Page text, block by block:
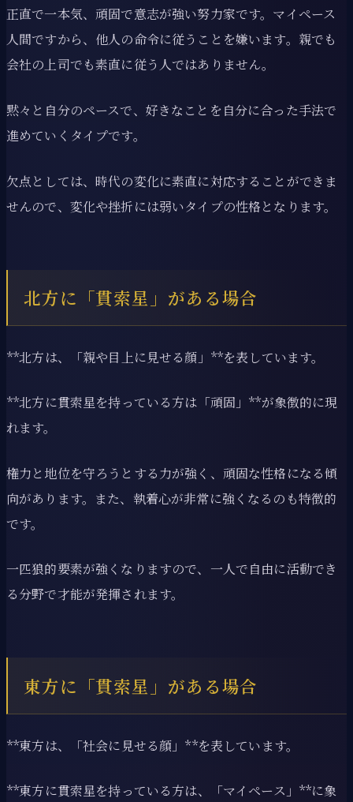
正直で一本気、頑固で意志が強い努力家です。マイペース
人間ですから、他人の命令に従うことを嫌います。親でも
会社の上司でも素直に従う人ではありません。
黙々と自分のペースで、好きなことを自分に合った手法で
進めていくタイプです。
欠点としては、時代の変化に素直に対応することができま
せんので、変化や挫折には弱いタイプの性格となります。
北方に「貫索星」がある場合
**北方は、「親や目上に見せる顔」**を表しています。
**北方に貫索星を持っている方は「頑固」**が象徴的に現
れます。
権力と地位を守ろうとする力が強く、頑固な性格になる傾
向があります。また、執着心が非常に強くなるのも特徴的
です。
一匹狼的要素が強くなりますので、一人で自由に活動でき
る分野で才能が発揮されます。
東方に「貫索星」がある場合
**東方は、「社会に見せる顔」**を表しています。
**東方に貫索星を持っている方は、「マイペース」**に象